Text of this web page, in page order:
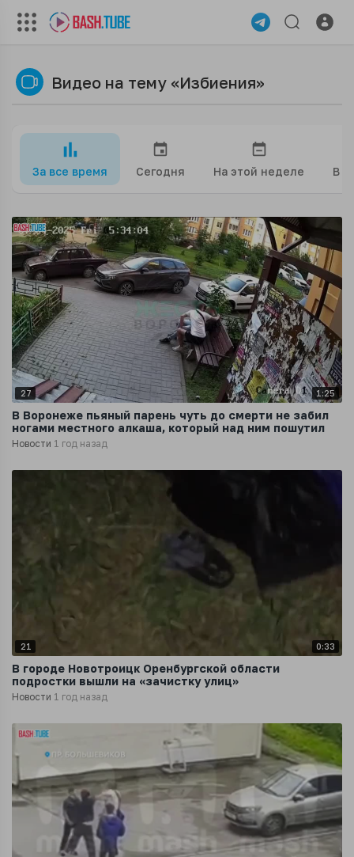
Видео на тему «Избиения»
За все время Сегодня На этой неделе В
27 1:25
В Воронеже пьяный парень чуть до смерти не забил
ногами местного алкаша, который над ним пошутил
Новости 1 год назад
21 0:33
В городе Новотроицк Оренбургской области
подростки вышли на «зачистку улиц»
Новости 1 год назад